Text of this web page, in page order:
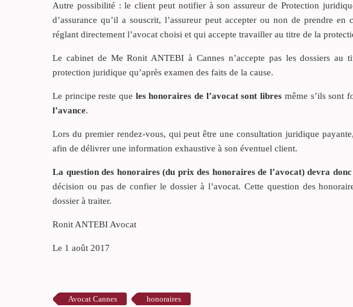
Autre possibilité : le client peut notifier à son assureur de Protection
d’assurance qu’il a souscrit, l’assureur peut accepter ou non de prendre
réglant directement l’avocat choisi et qui accepte travailler au titre de la
Le cabinet de Me Ronit ANTEBI à Cannes n’accepte pas les dossiers au
protection juridique qu’après examen des faits de la cause.
Le principe reste que les honoraires de l’avocat sont libres même s’ils sont
l’avance.
Lors du premier rendez-vous, qui peut être une consultation juridique
afin de délivrer une information exhaustive à son éventuel client.
La question des honoraires (du prix des honoraires de l’avocat) devra
décision ou pas de confier le dossier à l’avocat. Cette question des
dossier à traiter.
Ronit ANTEBI Avocat
Le 1 août 2017
Avocat Cannes honoraires